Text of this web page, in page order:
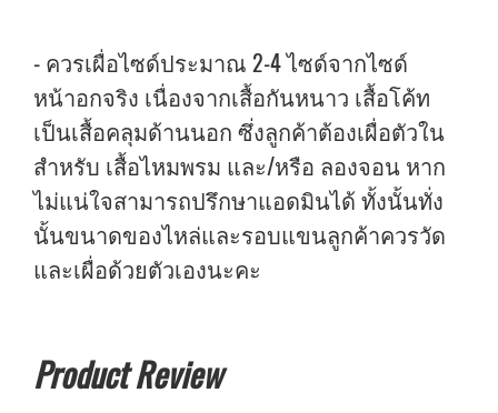
- ควรเผื่อไซด์ประมาณ 2-4 ไซด์จากไซด์
หน้าอกจริง เนื่องจากเสื้อกันหนาว เสื้อโค้ท
เป็นเสื้อคลุมด้านนอก ซึ่งลูกค้าต้องเผื่อตัวใน
สำหรับ เสื้อไหมพรม และ/หรือ ลองจอน หาก
ไม่แน่ใจสามารถปรึกษาแอดมินได้ ทั้งนั้นทั่ง
นั้นขนาดของไหล่และรอบแขนลูกค้าควรวัด
และเผื่อด้วยตัวเองนะคะ
Product Review